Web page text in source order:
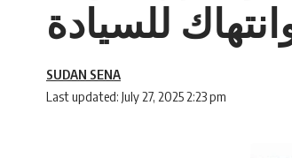
Last updated: July 27, 2025 2:23 pm
SUDAN SENA